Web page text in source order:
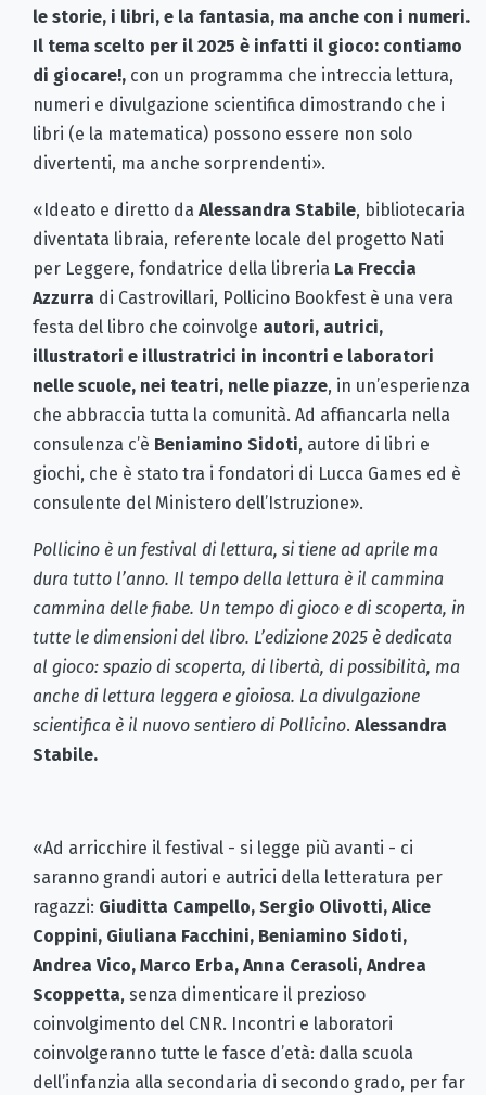
le storie, i libri, e la fantasia, ma anche con i numeri.
Il tema scelto per il 2025 è infatti il gioco: contiamo
di giocare!, con un programma che intreccia lettura,
numeri e divulgazione scientifica dimostrando che i
libri (e la matematica) possono essere non solo
divertenti, ma anche sorprendenti».
«Ideato e diretto da Alessandra Stabile, bibliotecaria
diventata libraia, referente locale del progetto Nati
per Leggere, fondatrice della libreria La Freccia
Azzurra di Castrovillari, Pollicino Bookfest è una vera
festa del libro che coinvolge autori, autrici,
illustratori e illustratrici in incontri e laboratori
nelle scuole, nei teatri, nelle piazze, in un’esperienza
che abbraccia tutta la comunità. Ad affiancarla nella
consulenza c’è Beniamino Sidoti, autore di libri e
giochi, che è stato tra i fondatori di Lucca Games ed è
consulente del Ministero dell’Istruzione».
Pollicino è un festival di lettura, si tiene ad aprile ma
dura tutto l’anno. Il tempo della lettura è il cammina
cammina delle fiabe. Un tempo di gioco e di scoperta, in
tutte le dimensioni del libro. L’edizione 2025 è dedicata
al gioco: spazio di scoperta, di libertà, di possibilità, ma
anche di lettura leggera e gioiosa. La divulgazione
scientifica è il nuovo sentiero di Pollicino. Alessandra
Stabile.
«Ad arricchire il festival - si legge più avanti - ci
saranno grandi autori e autrici della letteratura per
ragazzi: Giuditta Campello, Sergio Olivotti, Alice
Coppini, Giuliana Facchini, Beniamino Sidoti,
Andrea Vico, Marco Erba, Anna Cerasoli, Andrea
Scoppetta, senza dimenticare il prezioso
coinvolgimento del CNR. Incontri e laboratori
coinvolgeranno tutte le fasce d’età: dalla scuola
dell’infanzia alla secondaria di secondo grado, per far